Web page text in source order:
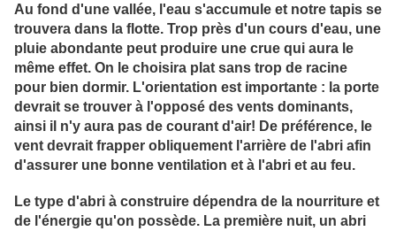
Au fond d'une vallée, l'eau s'accumule et notre tapis se
trouvera dans la flotte. Trop près d'un cours d'eau, une
pluie abondante peut produire une crue qui aura le
même effet. On le choisira plat sans trop de racine
pour bien dormir. L'orientation est importante : la porte
devrait se trouver à l'opposé des vents dominants,
ainsi il n'y aura pas de courant d'air! De préférence, le
vent devrait frapper obliquement l'arrière de l'abri afin
d'assurer une bonne ventilation et à l'abri et au feu.
Le type d'abri à construire dépendra de la nourriture et
de l'énergie qu'on possède. La première nuit, un abri